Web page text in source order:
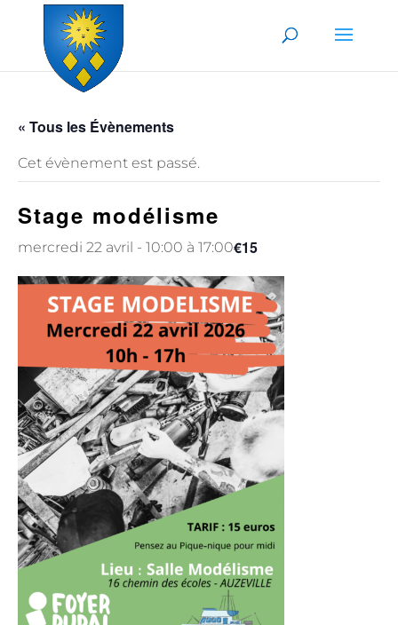
Skip to content
« Tous les Évènements
Cet évènement est passé.
Stage modélisme
mercredi 22 avril - 10:00 à 17:00€15